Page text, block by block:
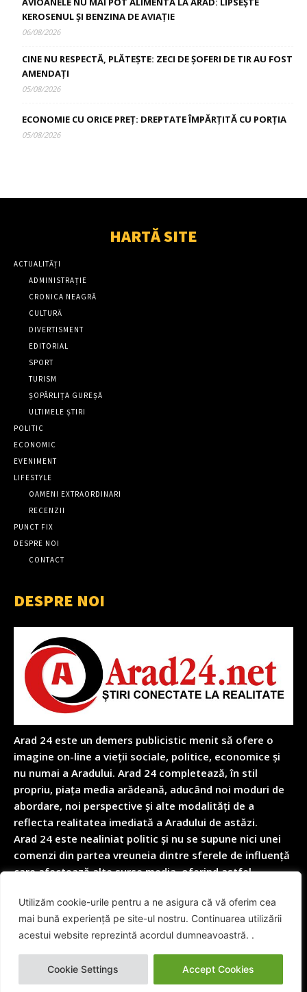
Utilizăm cookie-urile pentru a ne asigura că vă oferim cea
mai bună experiență pe site-ul nostru. Continuarea utilizării
acestui website reprezintă acordul dumneavoastră. .
Cookie Settings Accept Cookies
KEROSENUL ȘI BENZINA DE AVIAȚIE
06/08/2026
CINE NU RESPECTĂ, PLĂTEȘTE: ZECI DE ȘOFERI DE TIR AU FOST
AMENDAȚI
05/08/2026
ECONOMIE CU ORICE PREȚ: DREPTATE ÎMPĂRȚITĂ CU PORȚIA
05/08/2026
HARTĂ SITE
ACTUALITĂȚI
ADMINISTRAȚIE
CRONICA NEAGRĂ
CULTURĂ
DIVERTISMENT
EDITORIAL
SPORT
TURISM
ȘOPÂRLIȚA GUREȘĂ
ULTIMELE ȘTIRI
POLITIC
ECONOMIC
EVENIMENT
LIFESTYLE
OAMENI EXTRAORDINARI
RECENZII
PUNCT FIX
DESPRE NOI
CONTACT
DESPRE NOI
Arad 24 este un demers publicistic menit să ofere o
imagine on-line a vieții sociale, politice, economice și
nu numai a Aradului. Arad 24 completează, în stil
propriu, piața media arădeană, aducând noi moduri de
abordare, noi perspective și alte modalități de a
reflecta realitatea imediată a Aradului de astăzi.
Arad 24 este nealiniat politic și nu se supune nici unei
comenzi din partea vreuneia dintre sferele de influență
care afectează alte surse media, oferind astfel
a realității cotidiene.
© Arad24.net | Toate Drepturile Rezervate 2014 - 2026